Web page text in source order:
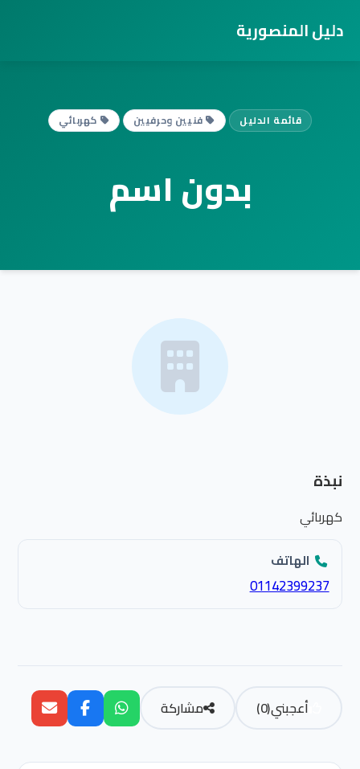
دليل المنصورية
قائمة الدليل فنيين وحرفيين كهربائي
بدون اسم
نبذة
كهربائي
الهاتف
01142399237
أعجبني(
0
) مشاركة